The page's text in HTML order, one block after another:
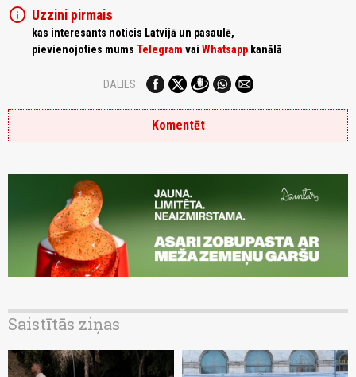
info Uzzini pirmais
kas interesants noticis Latvijā un pasaulē,
pievienojoties mums Telegram vai Whatsapp kanālā
DALIES:
Komentēt
Saistītās ziņas